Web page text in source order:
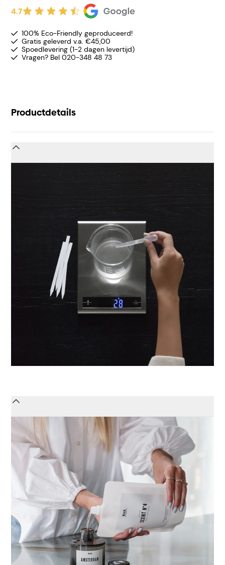
4.7
100% Eco-Friendly geproduceerd!
Gratis geleverd v.a. €45,00
Spoedlevering (1-2 dagen levertijd)
Vragen? Bel 020-348 48 73
Productdetails